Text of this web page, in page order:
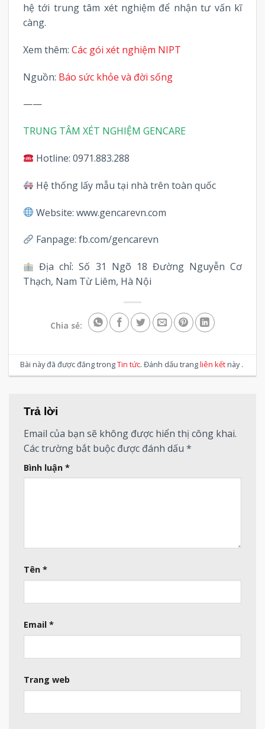
hệ tới trung tâm xét nghiệm để nhận tư vấn kĩ
càng.
Xem thêm: Các gói xét nghiệm NIPT
Nguồn: Báo sức khỏe và đời sống
——
TRUNG TÂM XÉT NGHIỆM GENCARE
Hotline: 0971.883.288
Hệ thống lấy mẫu tại nhà trên toàn quốc
Website: www.gencarevn.com
Fanpage: fb.com/gencarevn
Địa chỉ: Số 31 Ngõ 18 Đường Nguyễn Cơ
Thạch, Nam Từ Liêm, Hà Nội
Chia sẻ:
Bài này đã được đăng trongTin tức. Đánh dấu trangliên kếtnày .
Trả lời
Email của bạn sẽ không được hiển thị công khai.
Các trường bắt buộc được đánh dấu *
Bình luận *
Tên *
Email *
Trang web